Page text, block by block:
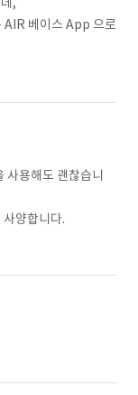
베이스 App 으로
용해도 괜찮습니
양합니다.